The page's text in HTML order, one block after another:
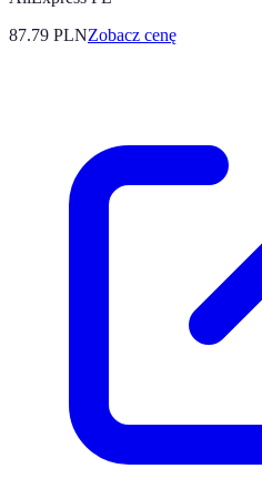
87.79 PLNZobacz cenę